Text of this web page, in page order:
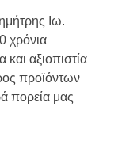
Ιω.
χρόνια
και αξιοπιστία
προϊόντων
πορεία μας